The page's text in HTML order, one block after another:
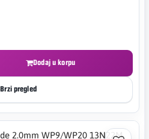
Dodaj u korpu
Brzi pregled